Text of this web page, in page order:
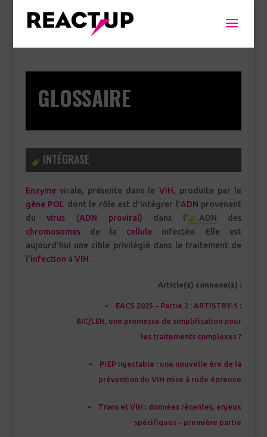
GLOSSAIRE
INTÉGRASE
Enzymevirale, présente dans le VIH, produite par le
gène POL dont le rôle est d’intégrer l’ADN provenant
duvirus (ADN proviral) dans l’ ADN des
chromosomesde la cellule infectée. Elle est
aujourd’hui une cible privilégié dans le traitement de
l’infection à VIH.
Article(s) connexe(s) :
EACS 2025 – Partie 2 : ARTISTRY-1 :
BIC/LEN, une promesse de simplification pour
les traitements complexes ?
PrEP injectable : une nouvelle ère de la
prévention du VIH mise à rude épreuve
Trans et VIH : données récentes, enjeux
spécifiques – première partie